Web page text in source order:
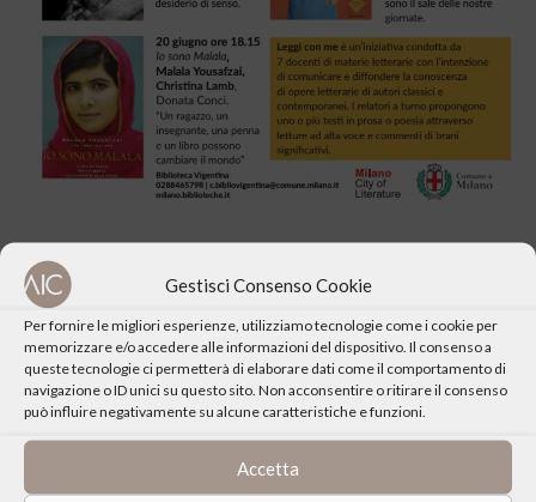
Gestisci Consenso Cookie
Per fornire le migliori esperienze, utilizziamo tecnologie come i cookie per
memorizzare e/o accedere alle informazioni del dispositivo. Il consenso a
queste tecnologie ci permetterà di elaborare dati come il comportamento di
navigazione o ID unici su questo sito. Non acconsentire o ritirare il consenso
può influire negativamente su alcune caratteristiche e funzioni.
Accetta
CONDIVIDI QUESTO EVENTO